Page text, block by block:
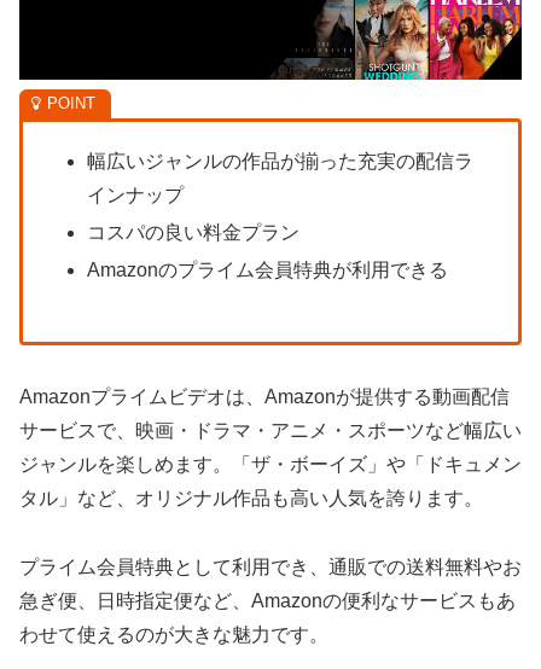
幅広いジャンルの作品が揃った充実の配信ラ
インナップ
コスパの良い料金プラン
Amazonのプライム会員特典が利用できる
Amazonプライムビデオは、Amazonが提供する動画配信
サービスで、映画・ドラマ・アニメ・スポーツなど幅広い
ジャンルを楽しめます。「ザ・ボーイズ」や「ドキュメン
タル」など、オリジナル作品も高い人気を誇ります。
プライム会員特典として利用でき、通販での送料無料やお
急ぎ便、日時指定便など、Amazonの便利なサービスもあ
わせて使えるのが大きな魅力です。